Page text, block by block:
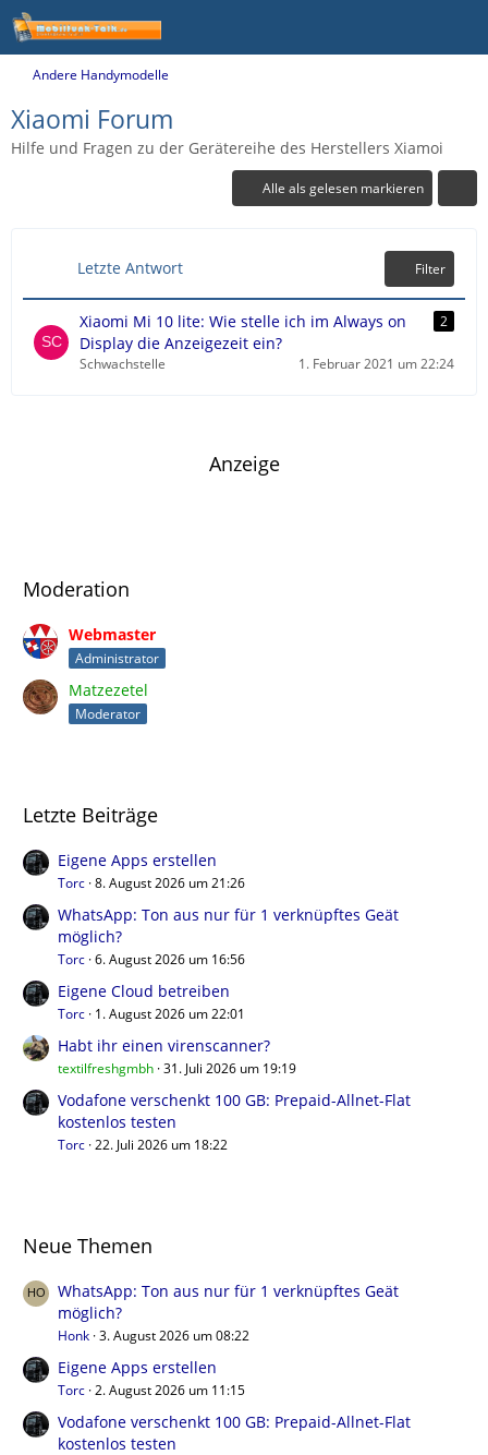
Andere Handymodelle
Xiaomi Forum
Hilfe und Fragen zu der Gerätereihe des Herstellers Xiamoi
Alle als gelesen markieren
Letzte Antwort Filter
Xiaomi Mi 10 lite: Wie stelle ich im Always on
Display die Anzeigezeit ein?
2
Schwachstelle 1. Februar 2021 um 22:24
Anzeige
Moderation
Webmaster
Administrator
Matzezetel
Moderator
Letzte Beiträge
Eigene Apps erstellen
Torc 8. August 2026 um 21:26
WhatsApp: Ton aus nur für 1 verknüpftes Geät
möglich?
Torc 6. August 2026 um 16:56
Eigene Cloud betreiben
Torc 1. August 2026 um 22:01
Habt ihr einen virenscanner?
textilfreshgmbh 31. Juli 2026 um 19:19
Vodafone verschenkt 100 GB: Prepaid-Allnet-Flat
kostenlos testen
Torc 22. Juli 2026 um 18:22
Neue Themen
WhatsApp: Ton aus nur für 1 verknüpftes Geät
möglich?
Honk 3. August 2026 um 08:22
Eigene Apps erstellen
Torc 2. August 2026 um 11:15
Vodafone verschenkt 100 GB: Prepaid-Allnet-Flat
kostenlos testen